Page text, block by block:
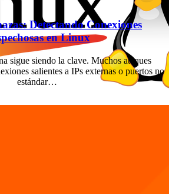
Detectando Conexiones
en Linux
sigue siendo la clave. Muchos ataques
salientes a IPs externas o puertos no
estándar…